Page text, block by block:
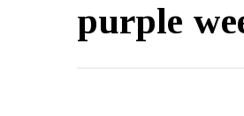
purple